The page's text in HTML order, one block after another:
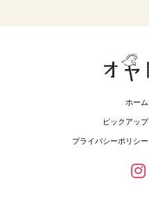
ホーム
ピックアップ
プライバシーポリシー